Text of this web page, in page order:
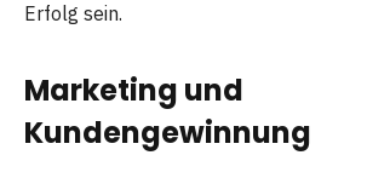
Erfolg sein.
Marketing und
Kundengewinnung